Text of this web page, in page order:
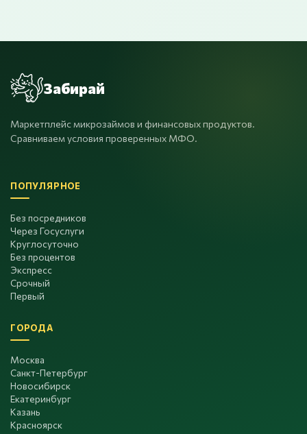
Забирай
Маркетплейс микрозаймов и финансовых продуктов.
Сравниваем условия проверенных МФО.
ПОПУЛЯРНОЕ
Без посредников
Через Госуслуги
Круглосуточно
Без процентов
Экспресс
Срочный
Первый
ГОРОДА
Москва
Санкт-Петербург
Новосибирск
Екатеринбург
Казань
Красноярск